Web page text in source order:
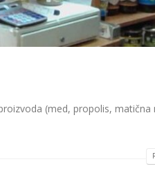
(med, propolis, matična